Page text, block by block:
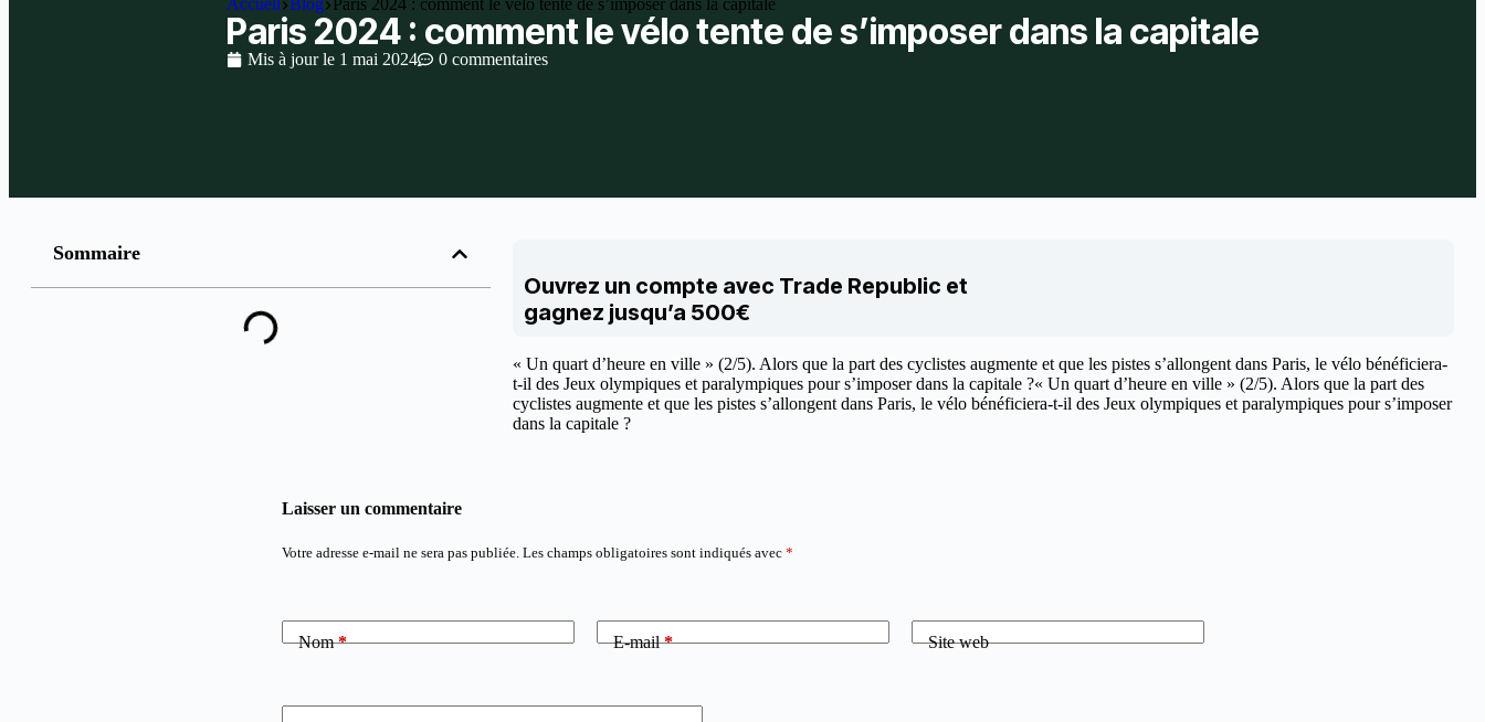
Accueil Blog Paris 2024 : comment le vélo tente de s’imposer dans la capitale
Paris 2024 : comment le vélo tente de s’imposer dans la capitale
Mis à jour le 1 mai 2024 0 commentaires
Sommaire
Ouvrez un compte avec Trade Republic et
gagnez jusqu’a 500€
« Un quart d’heure en ville » (2/5). Alors que la part des cyclistes augmente et que les pistes s’allongent dans Paris, le vélo bénéficiera-
t-il des Jeux olympiques et paralympiques pour s’imposer dans la capitale ?« Un quart d’heure en ville » (2/5). Alors que la part des
cyclistes augmente et que les pistes s’allongent dans Paris, le vélo bénéficiera-t-il des Jeux olympiques et paralympiques pour s’imposer
dans la capitale ?
Laisser un commentaire
Votre adresse e-mail ne sera pas publiée. Les champs obligatoires sont indiqués avec *
Nom* E-mail* Site web